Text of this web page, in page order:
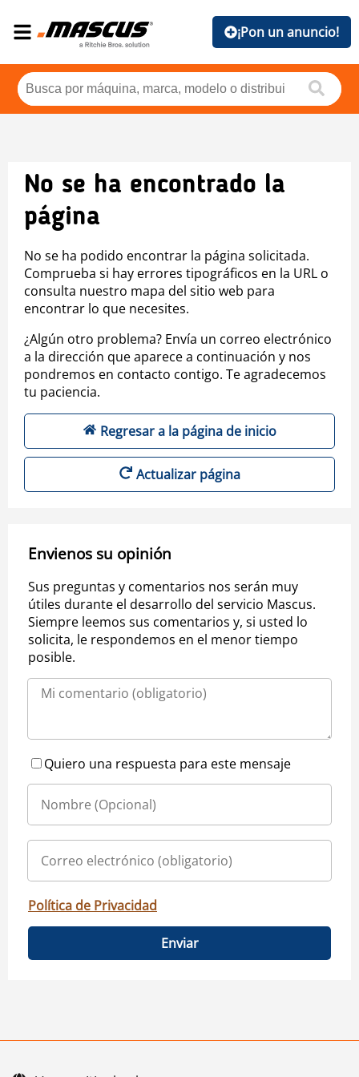
¡Pon un anuncio!
No se ha encontrado la
página
No se ha podido encontrar la página solicitada.
Comprueba si hay errores tipográficos en la URL o
consulta nuestro mapa del sitio web para
encontrar lo que necesites.
¿Algún otro problema? Envía un correo electrónico
a la dirección que aparece a continuación y nos
pondremos en contacto contigo. Te agradecemos
tu paciencia.
Regresar a la página de inicio
Actualizar página
Envienos su opinión
Sus preguntas y comentarios nos serán muy
útiles durante el desarrollo del servicio Mascus.
Siempre leemos sus comentarios y, si usted lo
solicita, le respondemos en el menor tiempo
posible.
Quiero una respuesta para este mensaje
Política de Privacidad
Enviar